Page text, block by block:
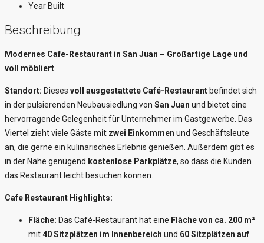
Year Built
Beschreibung
Modernes Cafe-Restaurant in San Juan – Großartige Lage und
voll möbliert
Standort: Dieses voll ausgestattete Café-Restaurant befindet sich
in der pulsierenden Neubausiedlung von San Juan und bietet eine
hervorragende Gelegenheit für Unternehmer im Gastgewerbe. Das
Viertel zieht viele Gäste mit zwei Einkommen und Geschäftsleute
an, die gerne ein kulinarisches Erlebnis genießen. Außerdem gibt es
in der Nähe genügend kostenlose Parkplätze, so dass die Kunden
das Restaurant leicht besuchen können.
Cafe Restaurant Highlights:
Fläche: Das Café-Restaurant hat eine Fläche von ca. 200 m²
mit40 Sitzplätzen im Innenbereich und 60 Sitzplätzen auf